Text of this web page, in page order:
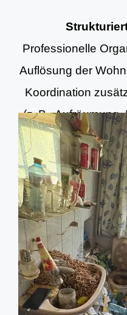
Professionelle
Auflösung der
Koordination
(z. B. Aufräumung,
und